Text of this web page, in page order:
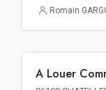
Romain
99€ m²/an
A Louer